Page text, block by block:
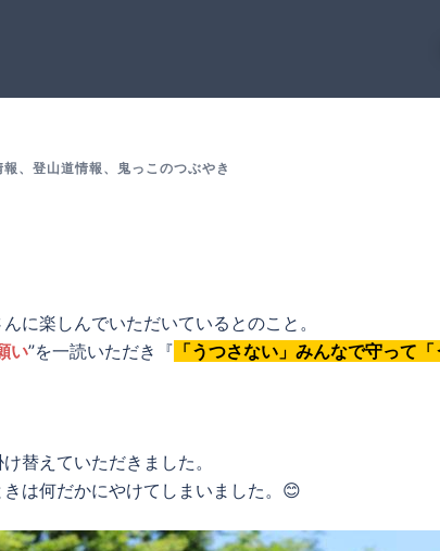
報 、 登山道情報 、 鬼っこのつぶやき
に楽しんでいただいているとのこと。
い”を一読いただき『 「うつさない」みんなで守って
替えていただきました。
は何だかにやけてしまいました。😊